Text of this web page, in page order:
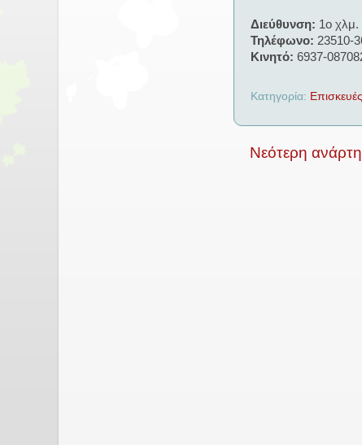
Διεύθυνση: 1ο χλμ.
Τηλέφωνο: 23510-
Κινητό: 6937-
Κατηγορία:
Νεότερη